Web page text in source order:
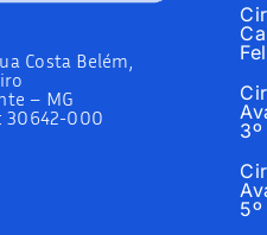
Costa Belém,
– MG
30642-000